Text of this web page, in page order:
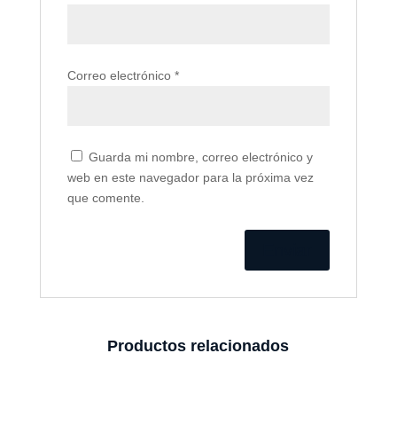
Correo electrónico *
Guarda mi nombre, correo electrónico y
web en este navegador para la próxima vez
que comente.
Productos relacionados